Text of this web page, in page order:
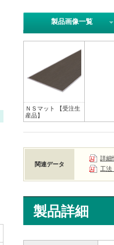
製品画像一覧
ＮＳマット 【受注生
産品】
関連データ
詳細
工法
製品詳細